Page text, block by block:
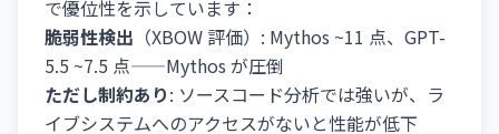
で優位性を示しています：
脆弱性検出 （XBOW 評価）: Mythos ~11 点、GPT-
5.5 ~7.5 点——Mythos が圧倒
ただし制約あり: ソースコード分析では強いが、ラ
イブシステムへのアクセスがないと性能が低下